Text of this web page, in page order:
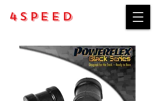
4Speed